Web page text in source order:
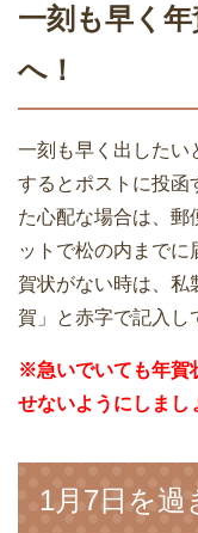
一刻も早く
へ！
一刻も早く出したい
するとポストに投函
た心配な場合は、郵
ットで松の内まで
賀状がない時は、私
賀」と赤字で記入し
※急いでいても年賀
せないようにしまし
1月7日を過